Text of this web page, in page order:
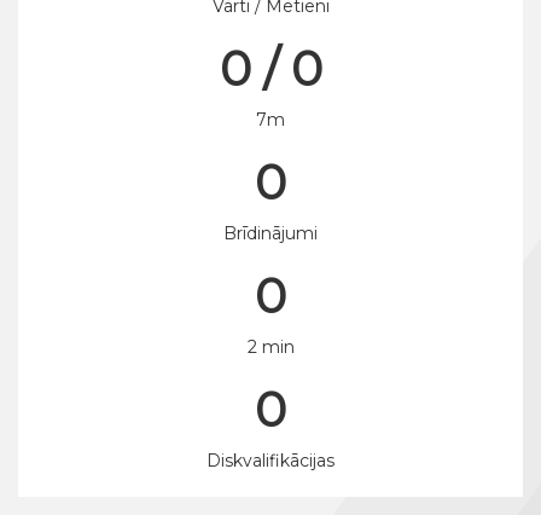
Vārti / Metieni
0 / 0
7m
0
Brīdinājumi
0
2 min
0
Diskvalifikācijas